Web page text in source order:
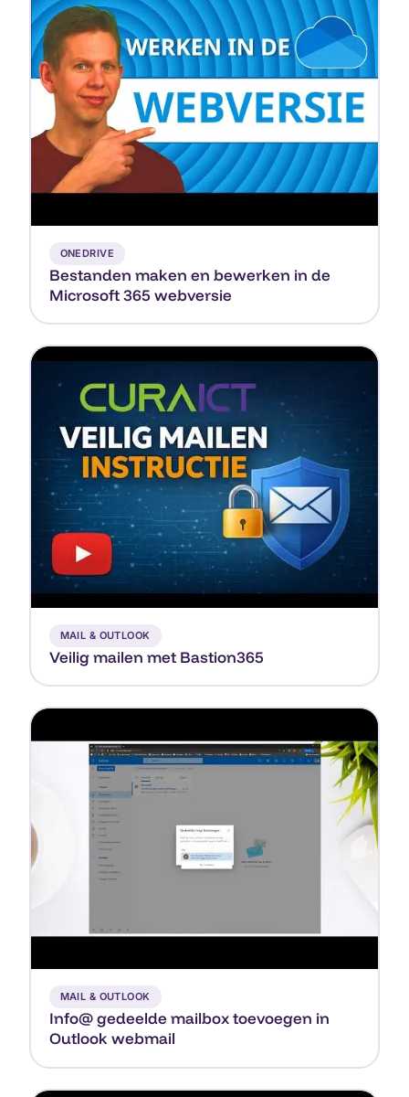
ONEDRIVE
Bestanden maken en bewerken in de
Microsoft 365 webversie
MAIL & OUTLOOK
Veilig mailen met Bastion365
MAIL & OUTLOOK
Info@ gedeelde mailbox toevoegen in
Outlook webmail